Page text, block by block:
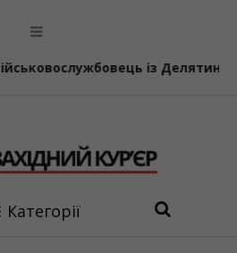
громади Двічі
Категорії